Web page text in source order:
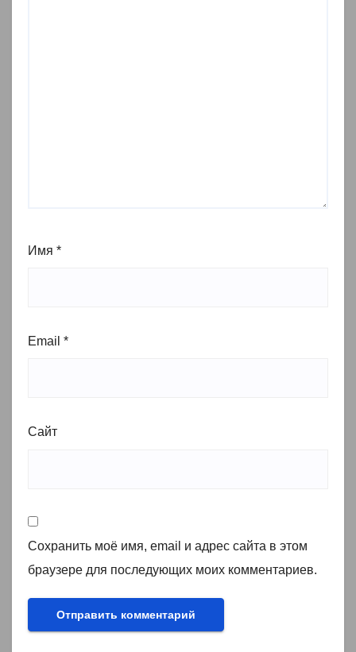
Имя *
Email *
Сайт
Сохранить моё имя, email и адрес сайта в этом
браузере для последующих моих комментариев.